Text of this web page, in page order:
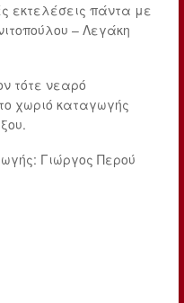
εκτελέσεις πάντα με
– Λεγάκη
τότε νεαρό
χωριό καταγωγής
Γιώργος Περού